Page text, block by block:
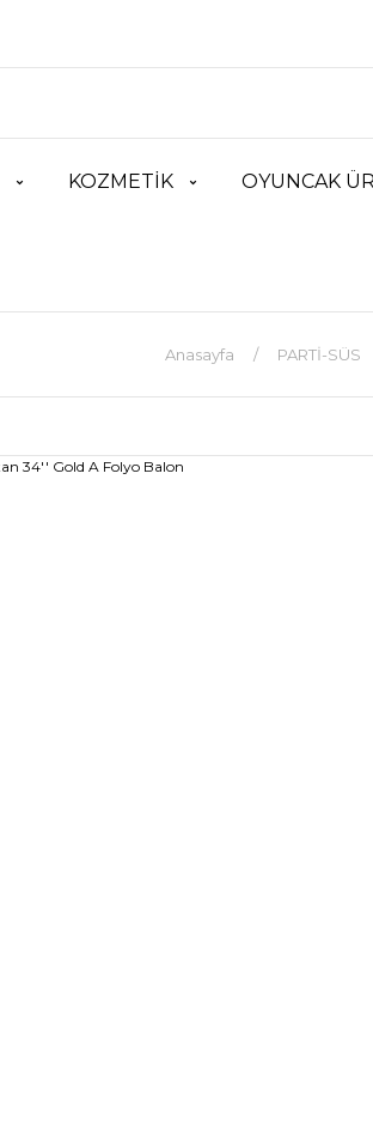
KOZMETİK OYUNCAK
Anasayfa PARTİ-SÜS